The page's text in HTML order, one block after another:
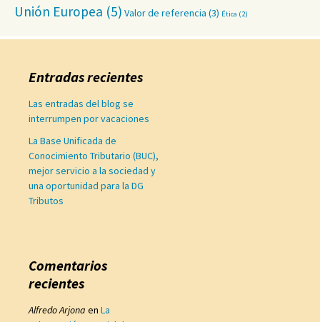
Unión Europea (5) Valor de referencia (3) Ética (2)
Entradas recientes
Las entradas del blog se
interrumpen por vacaciones
La Base Unificada de
Conocimiento Tributario (BUC),
mejor servicio a la sociedad y
una oportunidad para la DG
Tributos
Comentarios
recientes
Alfredo Arjona en La